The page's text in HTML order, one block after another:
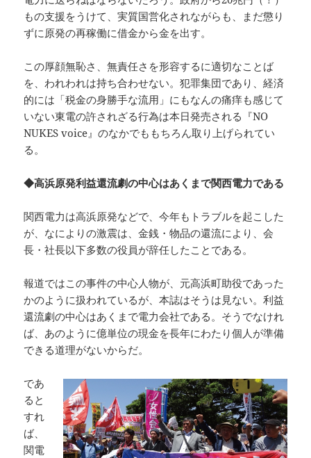
もの支援をうけて、実質国営化されながらも、まだ懲り
ずに原発の再稼働に借金から金を出す。
この厚顔無恥さ、無責任さを形容するに適切なことば
を、われわれは持ち合わせない。犯罪集団であり、経済
的には「税金の身勝手な流用」にもなんの痛痒も感じて
いない東電の許されざる行為は本日発売される『NO
NUKES voice』のなかでももちろん取り上げられてい
る。
◆高浜原発利益還流劇の中心はあくまで関西電力である
関西電力は高浜原発などで、今年もトラブルを起こした
が、なによりの激震は、金銭・物品の還流により、会
長・社長以下多数の役員が辞任したことである。
報道ではこの事件の中心人物が、元高浜町助役であった
かのように扱われているが、本誌はそうは見ない。利益
還流劇の中心はあくまで電力会社である。そうでなけれ
ば、あのように億単位の現金を長年にわたり個人が準備
できる道理がないからだ。
であ
ると
すれ
ば、
関電